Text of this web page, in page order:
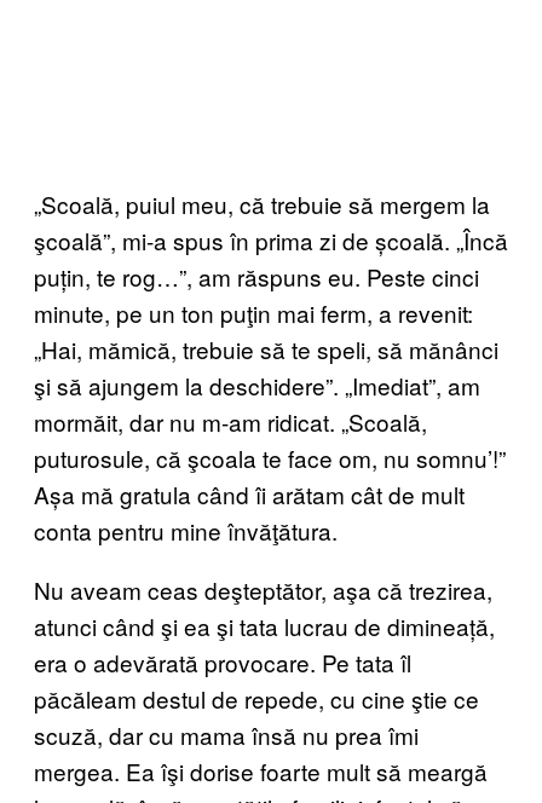
„Scoală, puiul meu, că trebuie să mergem la
şcoală”, mi-a spus în prima zi de școală. „Încă
puțin, te rog…”, am răspuns eu. Peste cinci
minute, pe un ton puţin mai ferm, a revenit:
„Hai, mămică, trebuie să te speli, să mănânci
şi să ajungem la deschidere”. „Imediat”, am
mormăit, dar nu m-am ridicat. „Scoală,
puturosule, că şcoala te face om, nu somnu’!”
Așa mă gratula când îi arătam cât de mult
conta pentru mine învăţătura.
Nu aveam ceas deşteptător, aşa că trezirea,
atunci când şi ea şi tata lucrau de dimineață,
era o adevărată provocare. Pe tata îl
păcăleam destul de repede, cu cine ştie ce
scuză, dar cu mama însă nu prea îmi
mergea. Ea îşi dorise foarte mult să meargă